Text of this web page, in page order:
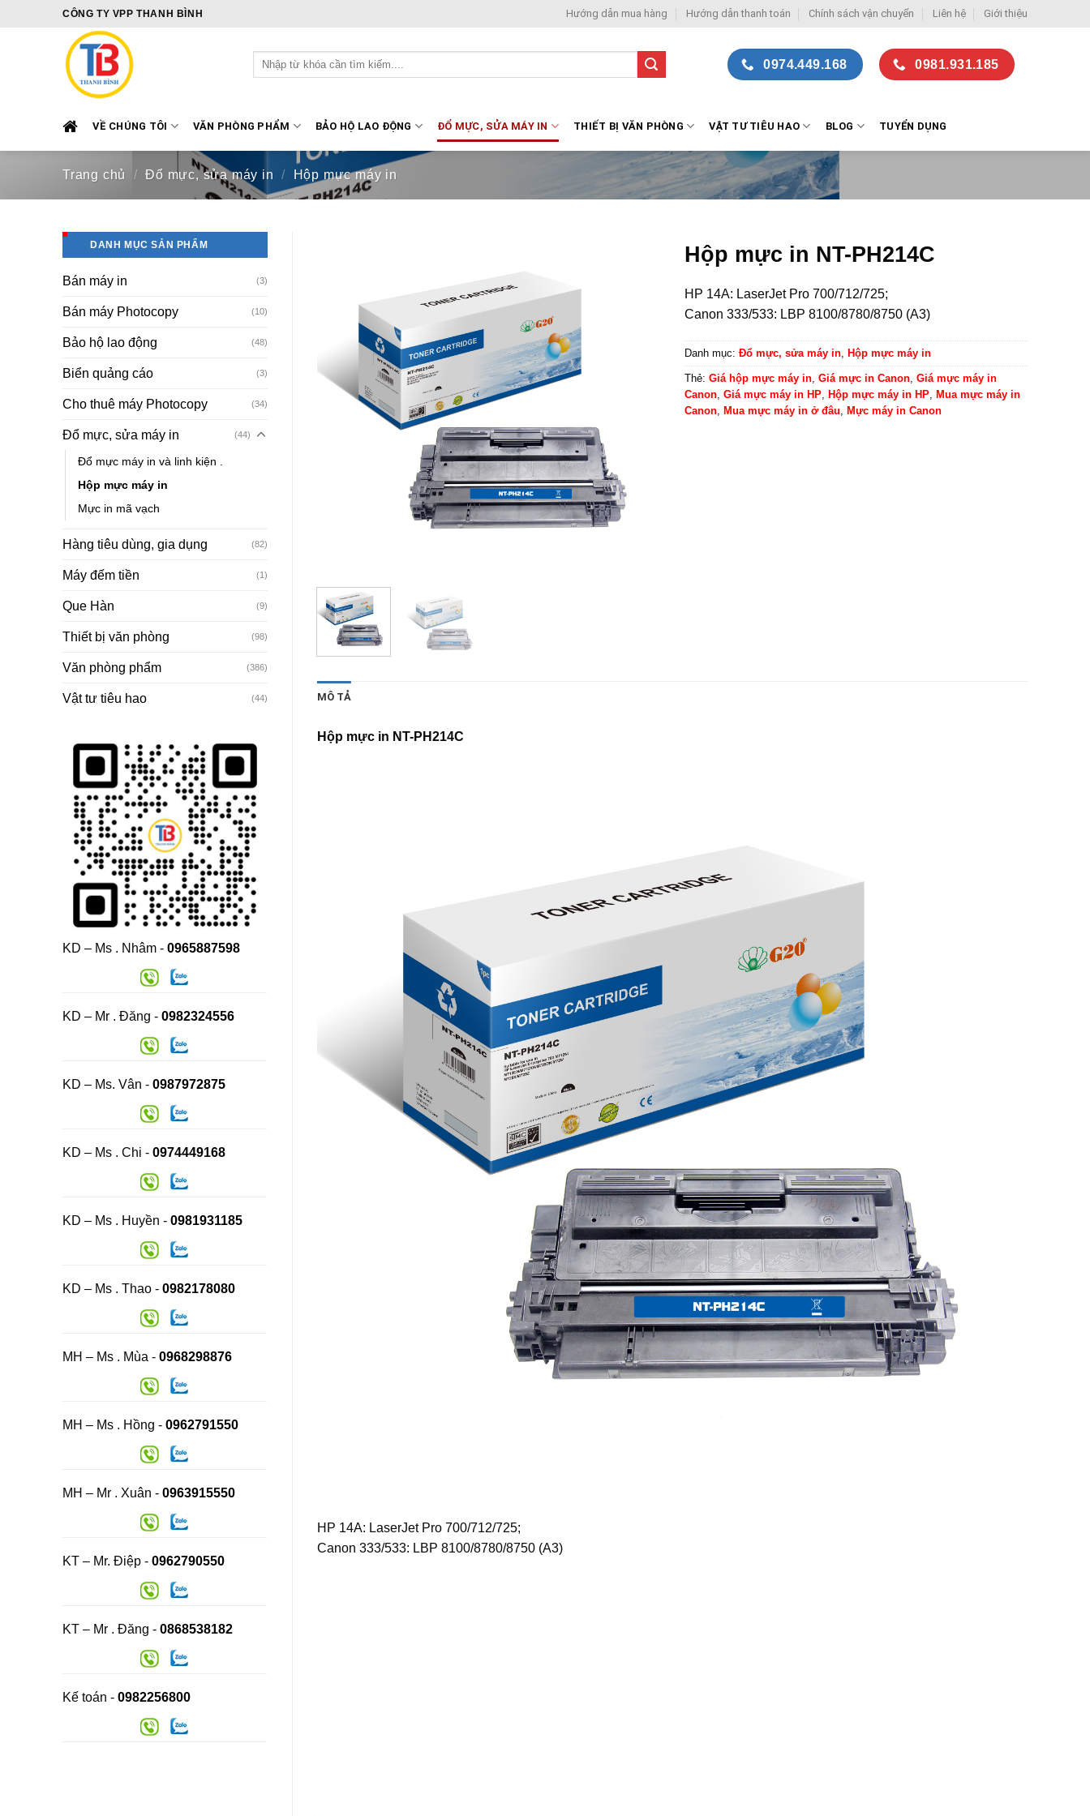
CÔNG TY VPP THANH BÌNH Hướng dẫn mua hàng Hướng dẫn thanh toán Chính sách vận chuyển Liên hệ Giới thiệu
Tìm
kiếm:
0974.449.168 0981.931.185
VỀ CHÚNG TÔI VĂN PHÒNG PHẨM BẢO HỘ LAO ĐỘNG ĐỔ MỰC, SỬA MÁY IN THIẾT BỊ VĂN PHÒNG VẬT TƯ TIÊU HAO BLOG TUYỂN DỤNG
Trang chủ / Đổ mực, sửa máy in / Hộp mực máy in
DANH MỤC SẢN PHẨM
Bán máy in (3)
Bán máy Photocopy (10)
Bảo hộ lao động (48)
Biển quảng cáo (3)
Cho thuê máy Photocopy (34)
Đổ mực, sửa máy in (44)
Đổ mực máy in và linh kiện .
Hộp mực máy in
Mực in mã vạch
Hàng tiêu dùng, gia dụng (82)
Máy đếm tiền (1)
Que Hàn (9)
Thiết bị văn phòng (98)
Văn phòng phẩm (386)
Vật tư tiêu hao (44)
KD – Ms . Nhâm - 0965887598
KD – Mr . Đăng - 0982324556
KD – Ms. Vân - 0987972875
KD – Ms . Chi - 0974449168
KD – Ms . Huyền - 0981931185
KD – Ms . Thao - 0982178080
MH – Ms . Mùa - 0968298876
MH – Ms . Hồng - 0962791550
MH – Mr . Xuân - 0963915550
KT – Mr. Điệp - 0962790550
KT – Mr . Đăng - 0868538182
Kế toán - 0982256800
Hộp mực in NT-PH214C
HP 14A: LaserJet Pro 700/712/725;
Canon 333/533: LBP 8100/8780/8750 (A3)
Danh mục: Đổ mực, sửa máy in, Hộp mực máy in
Thẻ: Giá hộp mực máy in, Giá mực in Canon, Giá mực máy in
Canon, Giá mực máy in HP, Hộp mực máy in HP, Mua mực máy in
Canon, Mua mực máy in ở đâu, Mực máy in Canon
MÔ TẢ
Hộp mực in NT-PH214C
HP 14A: LaserJet Pro 700/712/725;
Canon 333/533: LBP 8100/8780/8750 (A3)